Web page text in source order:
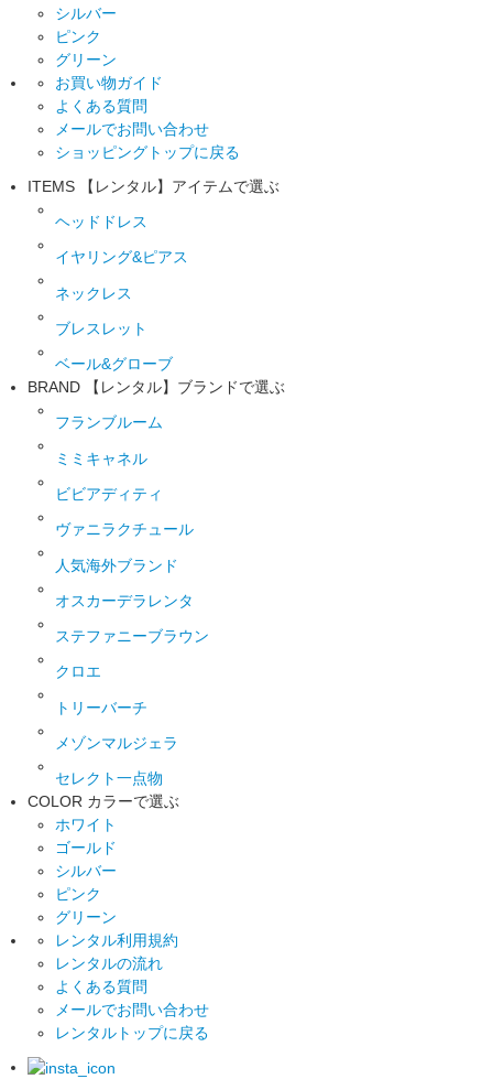
シルバー
ピンク
グリーン
お買い物ガイド
よくある質問
メールでお問い合わせ
ショッピングトップに戻る
ITEMS
【レンタル】アイテムで選ぶ
ヘッドドレス
イヤリング&ピアス
ネックレス
ブレスレット
ベール&グローブ
BRAND
【レンタル】ブランドで選ぶ
フランブルーム
ミミキャネル
ビビアディティ
ヴァニラクチュール
人気海外ブランド
オスカーデラレンタ
ステファニーブラウン
クロエ
トリーバーチ
メゾンマルジェラ
セレクト一点物
COLOR カラーで選ぶ
ホワイト
ゴールド
シルバー
ピンク
グリーン
レンタル利用規約
レンタルの流れ
よくある質問
メールでお問い合わせ
レンタルトップに戻る